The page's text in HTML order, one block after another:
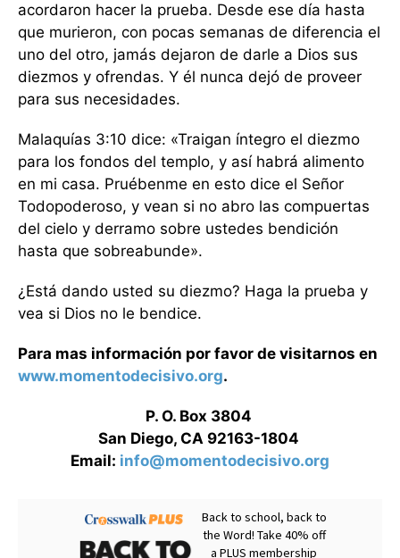
acordaron hacer la prueba. Desde ese día hasta
que murieron, con pocas semanas de diferencia el
uno del otro, jamás dejaron de darle a Dios sus
diezmos y ofrendas. Y él nunca dejó de proveer
para sus necesidades.
Malaquías 3:10 dice: «Traigan íntegro el diezmo
para los fondos del templo, y así habrá alimento
en mi casa. Pruébenme en esto dice el Señor
Todopoderoso, y vean si no abro las compuertas
del cielo y derramo sobre ustedes bendición
hasta que sobreabunde».
¿Está dando usted su diezmo? Haga la prueba y
vea si Dios no le bendice.
Para mas información por favor de visitarnos en
www.momentodecisivo.org.
P. O. Box 3804
San Diego, CA 92163-1804
Email: info@momentodecisivo.org